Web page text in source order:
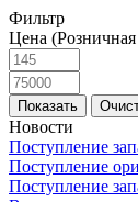
Фильтр
Цена
Новости
Поступление
Поступление
Поступление